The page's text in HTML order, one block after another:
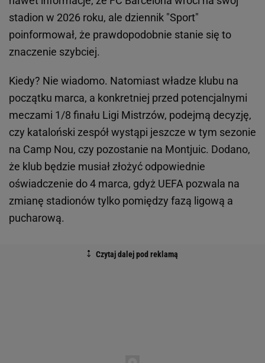
stadion w 2026 roku, ale dziennik "Sport"
poinformował, że prawdopodobnie stanie się to
znaczenie szybciej.
Kiedy? Nie wiadomo. Natomiast władze klubu na
początku marca, a konkretniej przed potencjalnymi
meczami 1/8 finału Ligi Mistrzów, podejmą decyzję,
czy kataloński zespół wystąpi jeszcze w tym sezonie
na Camp Nou, czy pozostanie na Montjuic. Dodano,
że klub będzie musiał złożyć odpowiednie
oświadczenie do 4 marca, gdyż UEFA pozwala na
zmianę stadionów tylko pomiędzy fazą ligową a
pucharową.